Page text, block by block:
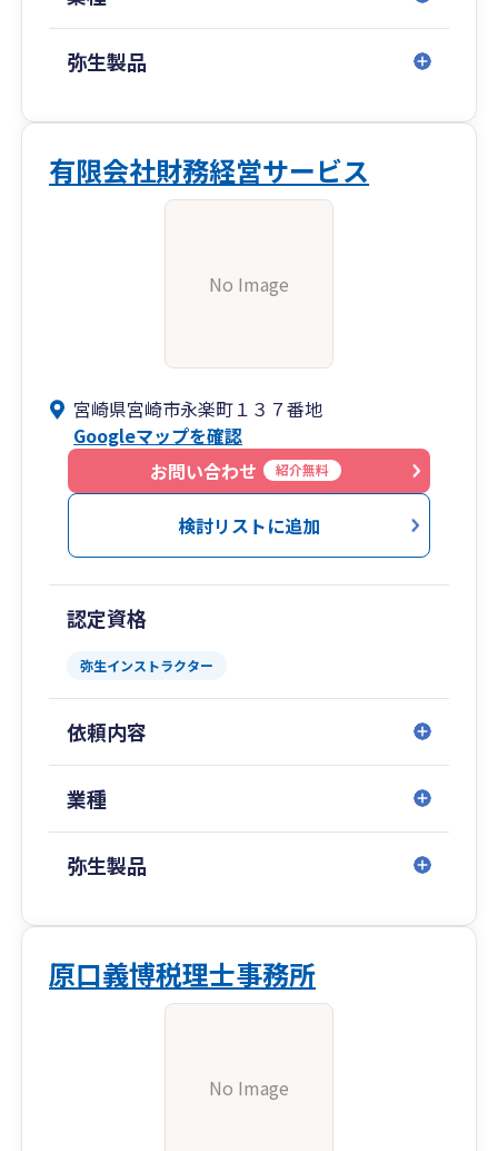
弥生製品
有限会社財務経営サービス
No Image
宮崎県宮崎市永楽町１３７番地
Googleマップを確認
お問い合わせ
紹介無料
検討リストに追加
認定資格
弥生インストラクター
依頼内容
業種
弥生製品
原口義博税理士事務所
No Image